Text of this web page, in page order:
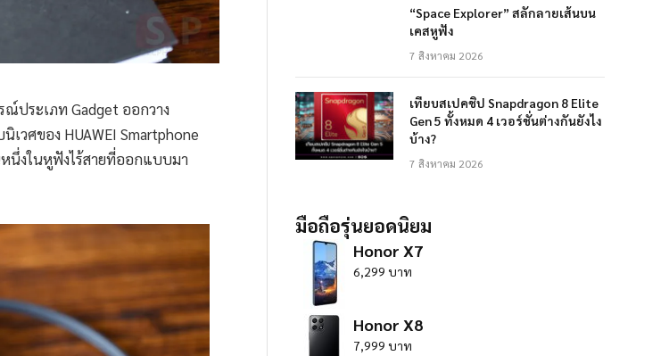
ประเภท Gadget ออกวาง
วศของ HUAWEI Smartphone
นึ่งในหูฟังไร้สายที่ออกแบบมา
“Space Explorer” สลักลายเส้นบน
เคสหูฟัง
7 สิงหาคม 2026
เทียบสเปคชิป Snapdragon 8 Elite
Gen 5 ทั้งหมด 4 เวอร์ชั่นต่างกันยังไง
บ้าง?
7 สิงหาคม 2026
มือถือรุ่นยอดนิยม
Honor X7
6,299 บาท
Honor X8
7,999 บาท